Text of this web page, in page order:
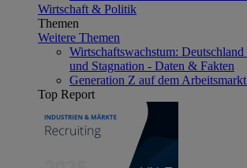
Wirtschaft & Politik
Themen
Weitere Themen
Wirtschaftswachstum:
und Stagnation - Daten & Fakten
Generation Z auf dem
Top Report